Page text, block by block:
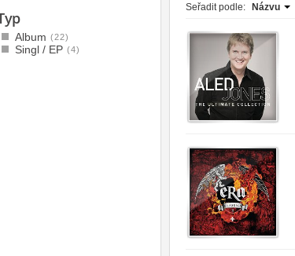
Seřadit podle: Názvu
Album (22)
Singl / EP (4)